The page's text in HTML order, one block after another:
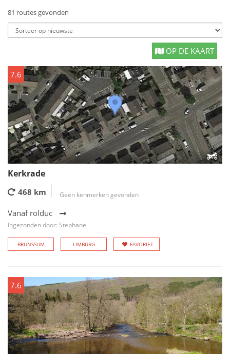
81 routes gevonden
OP DE KAART
7.6
Kerkrade
468 km Geen kenmerken gevonden
Vanaf rolduc
Ingezonden door: Stephane
BRUNSSUM LIMBURG FAVORIET
7.6